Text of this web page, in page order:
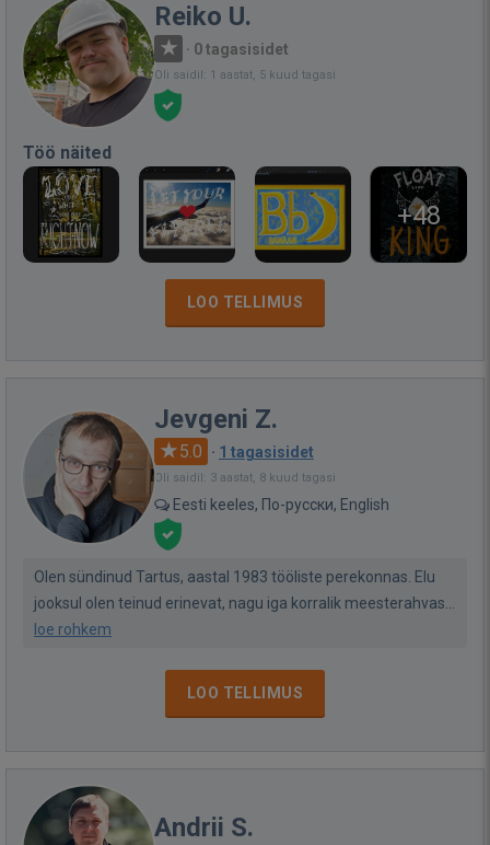
Reiko U.
· 0 tagasisidet
Oli saidil: 1 aastat, 5 kuud tagasi
Töö näited
+48
LOO TELLIMUS
Jevgeni Z.
5.0 · 1 tagasisidet
Oli saidil: 3 aastat, 8 kuud tagasi
Eesti keeles, По-русски, English
Olen sündinud Tartus, aastal 1983 tööliste perekonnas. Elu
jooksul olen teinud erinevat, nagu iga korralik meesterahvas...
loe rohkem
LOO TELLIMUS
Andrii S.